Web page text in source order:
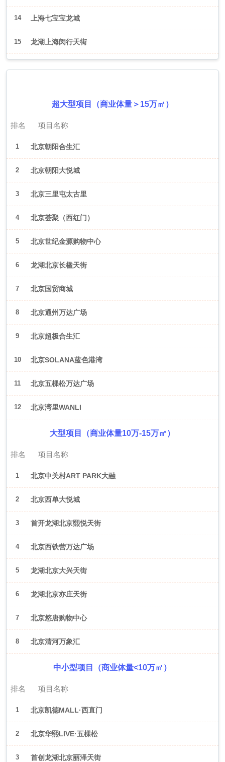
14 上海七宝宝龙城
15 龙湖上海闵行天街
超大型项目（商业体量＞15万㎡）
排名 项目名称
1 北京朝阳合生汇
2 北京朝阳大悦城
3 北京三里屯太古里
4 北京荟聚（西红门）
5 北京世纪金源购物中心
6 龙湖北京长楹天街
7 北京国贸商城
8 北京通州万达广场
9 北京超极合生汇
10 北京SOLANA蓝色港湾
11 北京五棵松万达广场
12 北京湾里WANLI
大型项目（商业体量10万-15万㎡）
排名 项目名称
1 北京中关村ART PARK大融
城
2 北京西单大悦城
3 首开龙湖北京熙悦天街
4 北京西铁营万达广场
5 龙湖北京大兴天街
6 龙湖北京亦庄天街
7 北京悠唐购物中心
8 北京清河万象汇
中小型项目（商业体量<10万㎡）
排名 项目名称
1 北京凯德MALL·西直门
2 北京华熙LIVE·五棵松
3 首创龙湖北京丽泽天街